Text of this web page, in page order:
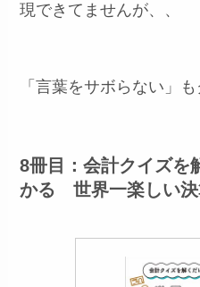
現できてませんが、、
「言葉をサボらない」
8冊目：会計クイズを
かる 世界一楽しい決